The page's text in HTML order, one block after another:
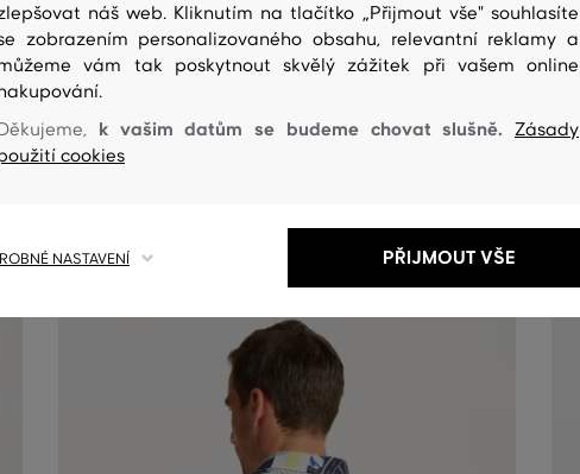
ČIŠTENÍ
náš web. Kliknutím na tlačítko „Přijmout vše" souhlasíte
zobrazením personalizovaného obsahu, relevantní reklamy a
vám tak poskytnout skvělý zážitek při vašem online
k vašim datům se budeme chovat slušně. Zásady
cookies
NASTAVENÍ PŘIJMOUT VŠE